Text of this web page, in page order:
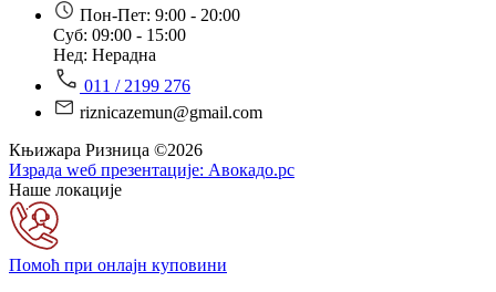
Пон-Пет: 9:00 - 20:00
Суб: 09:00 - 15:00
Нед: Нерадна
011 / 2199 276
riznicazemun@gmail.com
Књижара Ризница ©️2026
Израда wеб презентације: Авокадо.рс
Наше локације
Помоћ при онлајн куповини